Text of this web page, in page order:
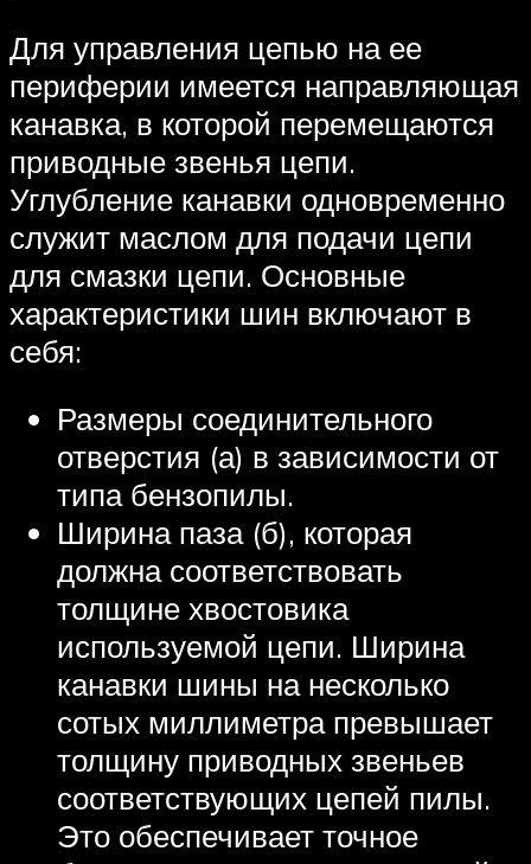
Для управления цепью на ее
периферии имеется направляющая
канавка, в которой перемещаются
приводные звенья цепи.
Углубление канавки одновременно
служит маслом для подачи цепи
для смазки цепи. Основные
характеристики шин включают в
себя:
Размеры соединительного
отверстия (а) в зависимости от
типа бензопилы.
Ширина паза (б), которая
должна соответствовать
толщине хвостовика
используемой цепи. Ширина
канавки шины на несколько
сотых миллиметра превышает
толщину приводных звеньев
соответствующих цепей пилы.
Это обеспечивает точное